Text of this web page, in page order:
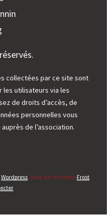
collectées par ce site sont
utilisateurs via les
de droits d’accès, de
personnelles vous
de l’association.
Wordpress , basé sur le thème Frost.